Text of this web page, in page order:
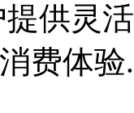
供灵
费体验